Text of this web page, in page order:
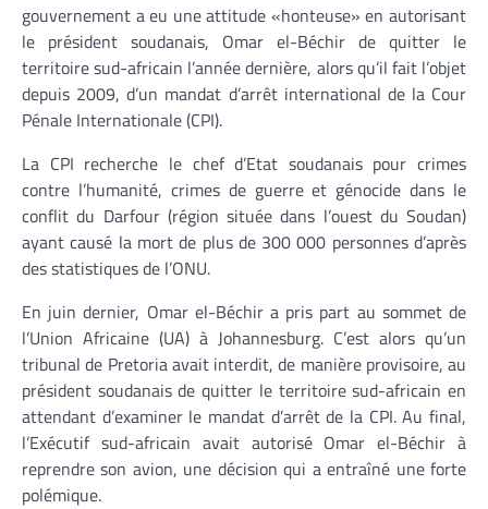
gouvernement a eu une attitude «honteuse» en autorisant
le président soudanais, Omar el-Béchir de quitter le
territoire sud-africain l’année dernière, alors qu’il fait l’objet
depuis 2009, d’un mandat d’arrêt international de la Cour
Pénale Internationale (CPI).
La CPI recherche le chef d’Etat soudanais pour crimes
contre l’humanité, crimes de guerre et génocide dans le
conflit du Darfour (région située dans l’ouest du Soudan)
ayant causé la mort de plus de 300 000 personnes d’après
des statistiques de l’ONU.
En juin dernier, Omar el-Béchir a pris part au sommet de
l’Union Africaine (UA) à Johannesburg. C’est alors qu’un
tribunal de Pretoria avait interdit, de manière provisoire, au
président soudanais de quitter le territoire sud-africain en
attendant d’examiner le mandat d’arrêt de la CPI. Au final,
l’Exécutif sud-africain avait autorisé Omar el-Béchir à
reprendre son avion, une décision qui a entraîné une forte
polémique.